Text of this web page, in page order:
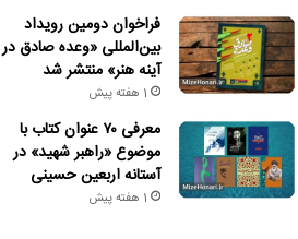
فراخوان دومین رویداد
بین‌المللی «وعده صادق در
آینه هنر» منتشر شد
1 هفته پیش
معرفی ۷۰ عنوان کتاب با
موضوع «راهبر شهید» در
آستانه اربعین حسینی
1 هفته پیش